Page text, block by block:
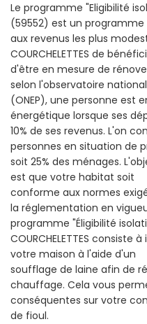
Le programme "Eligibilité
(59552) est un
aux revenus les plus
COURCHELETTES de
d'être en mesure de
selon l'observatoire
(ONEP), une personne est
énergétique lorsque ses
10% de ses revenus. L'on
personnes en situation de
soit 25% des ménages.
est que votre habitat soit
conforme aux normes
la réglementation en
programme "Éligibilité
COURCHELETTES consiste à
votre maison à l'aide d'un
soufflage de laine afin de
chauffage. Cela vous
conséquentes sur votre
de fioul.